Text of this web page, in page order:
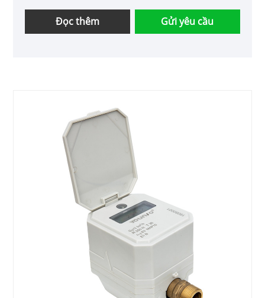
tôi để cùng nhau tạo ra một tương lai tốt đẹp
hơn!
Đọc thêm Gửi yêu cầu